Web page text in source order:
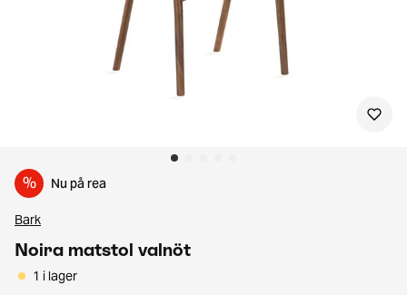
% Nu på rea
Bark
Noira matstol valnöt
1 i lager